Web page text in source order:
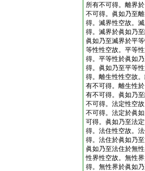
所有不可得。離界
不可得。眞如乃至
得。滅界性空故。
得。滅界於眞如乃
眞如乃至滅界於平
等性性空故。平等
得。平等性於眞如
得。眞如乃至平等
得。離生性性空故
有不可得。離生性
有不可得。眞如乃
不可得。法定性空
不可得。法定於眞
可得。眞如乃至法
得。法住性空故。
得。法住於眞如乃
眞如乃至法住於無
性界性空故。無性
得。無性界於眞如